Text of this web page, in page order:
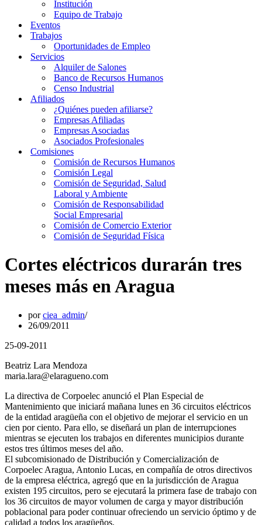
Institución
Equipo de Trabajo
Eventos
Trabajos
Oportunidades de Empleo
Servicios
Alquiler de Salones
Banco de Recursos Humanos
Censo Industrial
Afiliados
¿Quiénes pueden afiliarse?
Empresas Afiliadas
Empresas Asociadas
Asociados Profesionales
Comisiones
Comisión de Recursos Humanos
Comisión Legal
Comisión de Seguridad, Salud
Laboral y Ambiente
Comisión de Responsabilidad
Social Empresarial
Comisión de Comercio Exterior
Comisión de Seguridad Física
Cortes eléctricos durarán tres
meses más en Aragua
porciea_admin
26/09/2011
25-09-2011
Beatriz Lara Mendoza
maria.lara@elaragueno.com
La directiva de Corpoelec anunció el Plan Especial de
Mantenimiento que iniciará mañana lunes en 36 circuitos eléctricos
de la entidad aragüeña con el objetivo de mejorar el servicio en un
cien por ciento. Para ello, se diseñará un plan de interrupciones
mientras se ejecuten los trabajos en diferentes municipios durante
estos tres últimos meses del año.
El subcomisionado de Distribución y Comercialización de
Corpoelec Aragua, Antonio Lucas, en compañía de otros directivos
de la empresa eléctrica, agregó que en la jurisdicción de Aragua
existen 195 circuitos, pero se ejecutará la primera fase de trabajo con
los 36 circuitos de mayor volumen de carga y mayor distribución
poblacional para poder continuar ofreciendo un servicio óptimo y de
calidad a todos los aragüeños.